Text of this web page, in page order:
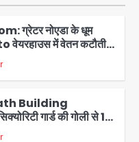
ग्रेटर नोएडा के धूम
वेयरहाउस में वेतन कटौती
कर्मचारियों का विरोध
Building
गार्ड की गोली से 17